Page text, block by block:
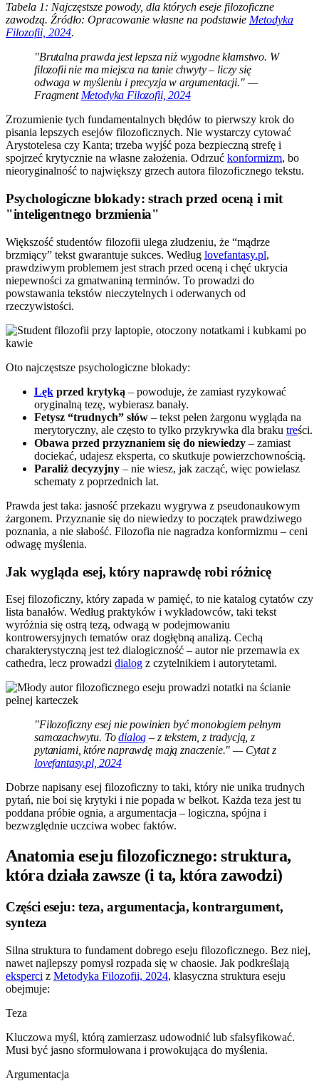
Tabela 1: Najczęstsze powody, dla których eseje filozoficzne
zawodzą. Źródło: Opracowanie własne na podstawie Metodyka
Filozofii, 2024.
"Brutalna prawda jest lepsza niż wygodne kłamstwo. W
filozofii nie ma miejsca na tanie chwyty – liczy się
odwaga w myśleniu i precyzja w argumentacji." —
Fragment Metodyka Filozofii, 2024
Zrozumienie tych fundamentalnych błędów to pierwszy krok do
pisania lepszych esejów filozoficznych. Nie wystarczy cytować
Arystotelesa czy Kanta; trzeba wyjść poza bezpieczną strefę i
spojrzeć krytycznie na własne założenia. Odrzuć konformizm, bo
nieoryginalność to największy grzech autora filozoficznego tekstu.
Psychologiczne blokady: strach przed oceną i mit
"inteligentnego brzmienia"
Większość studentów filozofii ulega złudzeniu, że “mądrze
brzmiący” tekst gwarantuje sukces. Według lovefantasy.pl,
prawdziwym problemem jest strach przed oceną i chęć ukrycia
niepewności za gmatwaniną terminów. To prowadzi do
powstawania tekstów nieczytelnych i oderwanych od
rzeczywistości.
Oto najczęstsze psychologiczne blokady:
Lęk przed krytyką – powoduje, że zamiast ryzykować
oryginalną tezę, wybierasz banały.
Fetysz “trudnych” słów – tekst pełen żargonu wygląda na
merytoryczny, ale często to tylko przykrywka dla braku treści.
Obawa przed przyznaniem się do niewiedzy – zamiast
dociekać, udajesz eksperta, co skutkuje powierzchownością.
Paraliż decyzyjny – nie wiesz, jak zacząć, więc powielasz
schematy z poprzednich lat.
Prawda jest taka: jasność przekazu wygrywa z pseudonaukowym
żargonem. Przyznanie się do niewiedzy to początek prawdziwego
poznania, a nie słabość. Filozofia nie nagradza konformizmu – ceni
odwagę myślenia.
Jak wygląda esej, który naprawdę robi różnicę
Esej filozoficzny, który zapada w pamięć, to nie katalog cytatów czy
lista banałów. Według praktyków i wykładowców, taki tekst
wyróżnia się ostrą tezą, odwagą w podejmowaniu
kontrowersyjnych tematów oraz dogłębną analizą. Cechą
charakterystyczną jest też dialogiczność – autor nie przemawia ex
cathedra, lecz prowadzi dialog z czytelnikiem i autorytetami.
"Filozoficzny esej nie powinien być monologiem pełnym
samozachwytu. Todialog – z tekstem, z tradycją, z
pytaniami, które naprawdę mają znaczenie." — Cytat z
lovefantasy.pl, 2024
Dobrze napisany esej filozoficzny to taki, który nie unika trudnych
pytań, nie boi się krytyki i nie popada w bełkot. Każda teza jest tu
poddana próbie ognia, a argumentacja – logiczna, spójna i
bezwzględnie uczciwa wobec faktów.
Anatomia eseju filozoficznego: struktura,
która działa zawsze (i ta, która zawodzi)
Części eseju: teza, argumentacja, kontrargument,
synteza
Silna struktura to fundament dobrego eseju filozoficznego. Bez niej,
nawet najlepszy pomysł rozpada się w chaosie. Jak podkreślają
eksperci z Metodyka Filozofii, 2024, klasyczna struktura eseju
obejmuje:
Teza
Kluczowa myśl, którą zamierzasz udowodnić lub sfalsyfikować.
Musi być jasno sformułowana i prowokująca do myślenia.
Argumentacja